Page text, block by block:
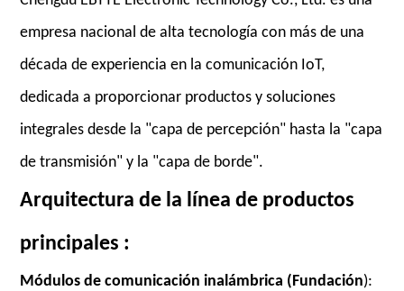
empresa nacional de alta tecnología con más de una
década de experiencia en la comunicación IoT,
dedicada a proporcionar productos y soluciones
integrales desde la "capa de percepción" hasta la "capa
de transmisión" y la "capa de borde".
Arquitectura de la línea de productos
principales :
Módulos de comunicación inalámbrica (Fundación):